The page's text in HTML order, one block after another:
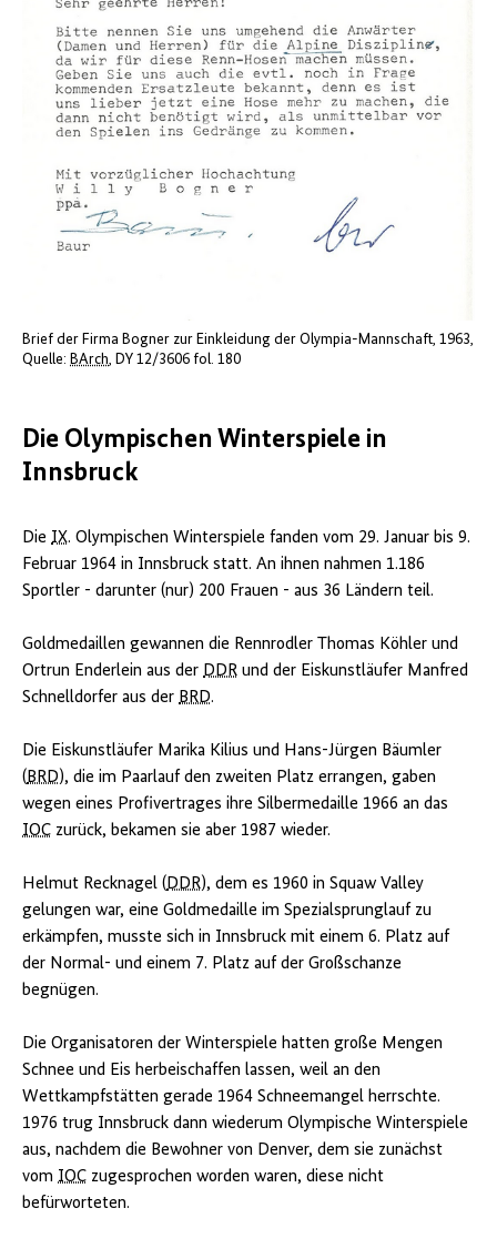
Brief der Firma Bogner zur Einkleidung der Olympia-Mannschaft, 1963
Quelle: BArch, DY 12/3606 fol. 180
Die Olympischen Winterspiele in
Innsbruck
Die IX. Olympischen Winterspiele fanden vom 29. Januar bis 9.
Februar 1964 in Innsbruck statt. An ihnen nahmen 1.186
Sportler - darunter (nur) 200 Frauen - aus 36 Ländern teil.
Goldmedaillen gewannen die Rennrodler Thomas Köhler und
Ortrun Enderlein aus der DDR und der Eiskunstläufer Manfred
Schnelldorfer aus der BRD.
Die Eiskunstläufer Marika Kilius und Hans-Jürgen Bäumler
( BRD), die im Paarlauf den zweiten Platz errangen, gaben
wegen eines Profivertrages ihre Silbermedaille 1966 an das
IOC zurück, bekamen sie aber 1987 wieder.
Helmut Recknagel ( DDR), dem es 1960 in Squaw Valley
gelungen war, eine Goldmedaille im Spezialsprunglauf zu
erkämpfen, musste sich in Innsbruck mit einem 6. Platz auf
der Normal- und einem 7. Platz auf der Großschanze
begnügen.
Die Organisatoren der Winterspiele hatten große Mengen
Schnee und Eis herbeischaffen lassen, weil an den
Wettkampfstätten gerade 1964 Schneemangel herrschte.
1976 trug Innsbruck dann wiederum Olympische Winterspiele
aus, nachdem die Bewohner von Denver, dem sie zunächst
vom IOC zugesprochen worden waren, diese nicht
befürworteten.